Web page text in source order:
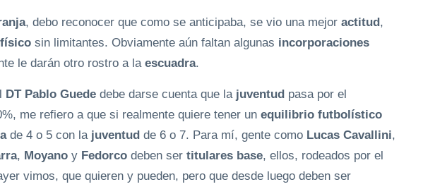
, debo reconocer que como se anticipaba, se vio una mejor actitud ,
sin limitantes. Obviamente aún faltan algunas incorporaciones
le darán otro rostro a la escuadra.
DT Pablo Guede debe darse cuenta que la juventud pasa por el
me refiero a que si realmente quiere tener un equilibrio futbolístico
de 4 o 5 con la juventud de 6 o 7. Para mí, gente como Lucas Cavallini,
, Moyano y Fedorco deben ser titulares base, ellos, rodeados por el
vimos, que quieren y pueden, pero que desde luego deben ser